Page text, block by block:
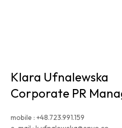
Klara Ufnalewska
Corporate PR
mobile : +48.723.991.159